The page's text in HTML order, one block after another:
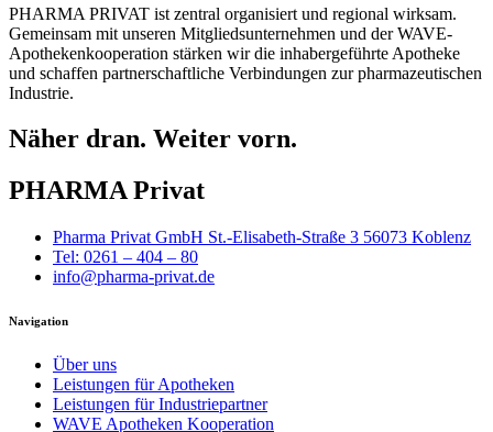
PHARMA PRIVAT ist zentral organisiert und regional wirksam.
Gemeinsam mit unseren Mitgliedsunternehmen und der WAVE-
Apothekenkooperation stärken wir die inhabergeführte Apotheke
und schaffen partnerschaftliche Verbindungen zur pharmazeutischen
Industrie.
Näher dran. Weiter vorn.
PHARMA Privat
Pharma Privat GmbH St.-Elisabeth-Straße 3 56073 Koblenz
Tel: 0261 – 404 – 80
info@pharma-privat.de
Navigation
Über uns
Leistungen für Apotheken
Leistungen für Industriepartner
WAVE Apotheken Kooperation